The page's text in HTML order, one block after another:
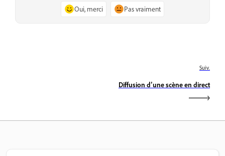
Oui, merci Pas vraiment
Suiv.
Diffusion d’une scène en direct